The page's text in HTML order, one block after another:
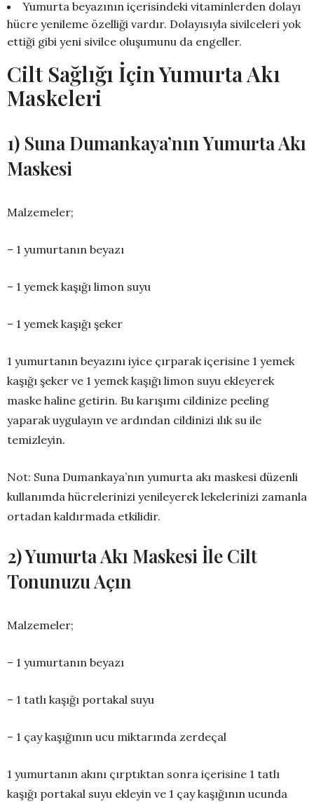
Yumurta beyazının içerisindeki vitaminlerden dolayı
hücre yenileme özelliği vardır. Dolayısıyla sivilceleri yok
ettiği gibi yeni sivilce oluşumunu da engeller.
Cilt Sağlığı İçin Yumurta Akı
Maskeleri
1) Suna Dumankaya’nın Yumurta Akı
Maskesi
Malzemeler;
– 1 yumurtanın beyazı
– 1 yemek kaşığı limon suyu
– 1 yemek kaşığı şeker
1 yumurtanın beyazını iyice çırparak içerisine 1 yemek
kaşığı şeker ve 1 yemek kaşığı limon suyu ekleyerek
maske haline getirin. Bu karışımı cildinize peeling
yaparak uygulayın ve ardından cildinizi ılık su ile
temizleyin.
Not: Suna Dumankaya’nın yumurta akı maskesi düzenli
kullanımda hücrelerinizi yenileyerek lekelerinizi zamanla
ortadan kaldırmada etkilidir.
2) Yumurta Akı Maskesi İle Cilt
Tonunuzu Açın
Malzemeler;
– 1 yumurtanın beyazı
– 1 tatlı kaşığı portakal suyu
– 1 çay kaşığının ucu miktarında zerdeçal
1 yumurtanın akını çırptıktan sonra içerisine 1 tatlı
kaşığı portakal suyu ekleyin ve 1 çay kaşığının ucunda